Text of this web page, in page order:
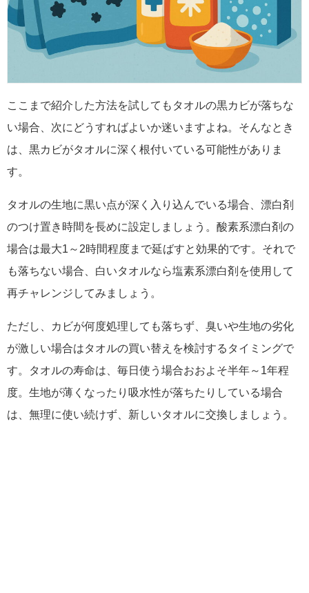
ここまで紹介した方法を試してもタオルの黒カビが落ちな
い場合、次にどうすればよいか迷いますよね。そんなとき
は、黒カビがタオルに深く根付いている可能性がありま
す。
タオルの生地に黒い点が深く入り込んでいる場合、漂白剤
のつけ置き時間を長めに設定しましょう。酸素系漂白剤の
場合は最大1～2時間程度まで延ばすと効果的です。それで
も落ちない場合、白いタオルなら塩素系漂白剤を使用して
再チャレンジしてみましょう。
ただし、カビが何度処理しても落ちず、臭いや生地の劣化
が激しい場合はタオルの買い替えを検討するタイミングで
す。タオルの寿命は、毎日使う場合おおよそ半年～1年程
度。生地が薄くなったり吸水性が落ちたりしている場合
は、無理に使い続けず、新しいタオルに交換しましょう。